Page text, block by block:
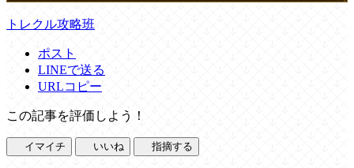
トレクル攻略班
ポスト
LINEで送る
URLコピー
この記事を評価しよう！
イマイチ いいね 指摘する